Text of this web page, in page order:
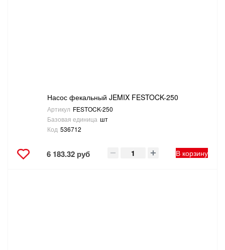
Насос фекальный JEMIX FESTOCK-250
Артикул FESTOCK-250
Базовая единица шт
Код 536712
6 183.32 руб В корзину